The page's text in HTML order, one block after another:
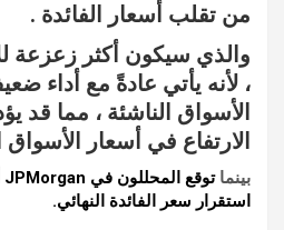
من تقلب أسعار الفائدة .
والذي سيكون أكثر زعزعة
، لأنه يأتي عادةً مع أداء
الأسواق الناشئة ، مما قد
الارتفاع في أسعار الأسواق
بينما
استقرار سعر الفائدة النهائي.